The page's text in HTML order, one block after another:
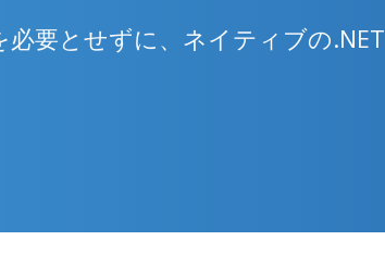
要とせずに、ネイティブの.NET